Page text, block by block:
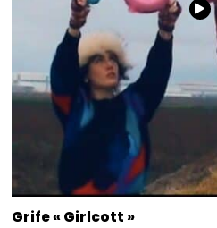
Grife « Girlcott »